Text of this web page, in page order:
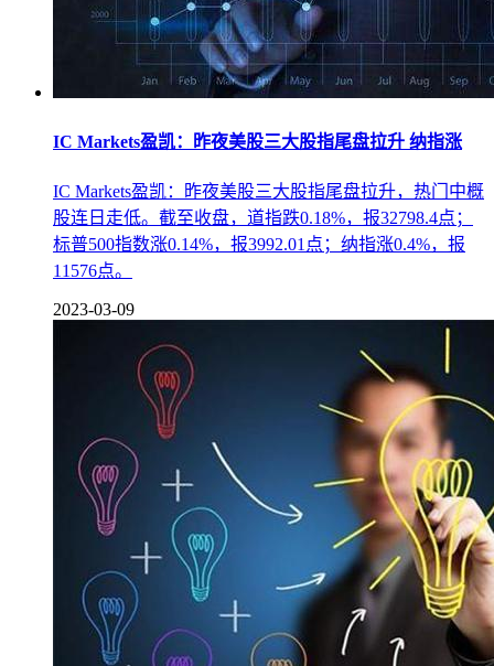
IC Markets盈凯：昨夜美股三大股指尾盘拉升 纳指涨
IC Markets盈凯：昨夜美股三大股指尾盘拉升，热门中概
股连日走低。截至收盘，道指跌0.18%，报32798.4点；
标普500指数涨0.14%，报3992.01点；纳指涨0.4%，报
11576点。
2023-03-09